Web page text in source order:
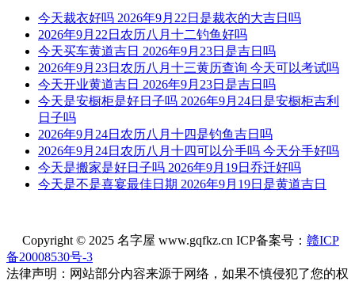
民间说法来看，黑道日不利行事，若这一日安灶，可能会有不
好的影响， 但黑道日并不是完全忌讳安灶，若怕带来不好的
影响，云玥取名网请您可以另选个黄道吉日进行哦。
每日五行穿衣指南
【大吉色】白色、金黄、银色、灰色、米白
被今天五行生。寓意容易得到贵人的帮助，事事顺心如意。人
缘和异性缘也会变得非常好，对身边的人来说显得格外有魅
力。可以借助五行的影响，充分发挥自己的才能。
【次吉色】黄色、咖色、棕色、褐色、橙黄
的进行，实现共赢。这是一个很好的机会，不要犹豫，勇敢迈
出你的步伐，相信会有好的结果。
今天裁衣好吗 2026年9月22日是裁衣的大吉日吗
2026年9月22日农历八月十二钓鱼好吗
今天买车黄道吉日 2026年9月23日是吉日吗
2026年9月23日农历八月十三黄历查询 今天可以考试吗
今天开业黄道吉日 2026年9月23日是吉日吗
今天是安橱柜是好日子吗 2026年9月24日是安橱柜吉利
日子吗
2026年9月24日农历八月十四是钓鱼吉日吗
2026年9月24日农历八月十四可以分手吗 今天分手好吗
今天是搬家是好日子吗 2026年9月19日乔迁好吗
今天是不是喜宴最佳日期 2026年9月19日是黄道吉日
Copyright © 2025 名字屋 www.gqfkz.cn ICP备案号： 赣ICP
备20008530号-3
法律声明：网站部分内容来源于网络，如果不慎侵犯了您的权